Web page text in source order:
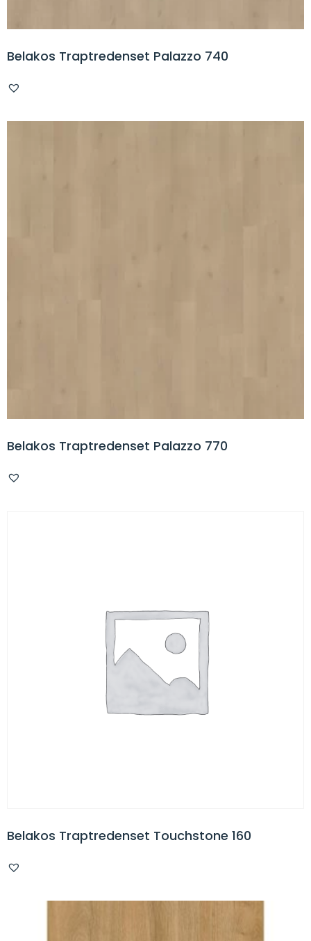
Belakos Traptredenset Palazzo 740
Belakos Traptredenset Palazzo 770
Belakos Traptredenset Touchstone 160